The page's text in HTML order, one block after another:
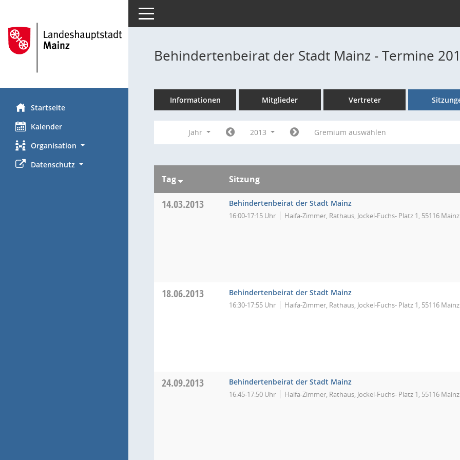
Startseite
Kalender
Organisation
Datenschutz
Toggle navigation
Behindertenbeirat der Stadt Mainz - Termine
Informationen Mitglieder Vertreter
Jahr 2013 Gremium auswählen
Tag Sitzung
14.03.2013 Behindertenbeirat der Stadt Mainz
16:00-17:15 Uhr Haifa-Zimmer, Rathaus, Jockel-Fuchs- Platz 1, 55116 Mainz
18.06.2013 Behindertenbeirat der Stadt Mainz
16:30-17:55 Uhr Haifa-Zimmer, Rathaus, Jockel-Fuchs- Platz 1, 55116 Mainz
24.09.2013 Behindertenbeirat der Stadt Mainz
16:45-17:50 Uhr Haifa-Zimmer, Rathaus, Jockel-Fuchs- Platz 1, 55116 Mainz